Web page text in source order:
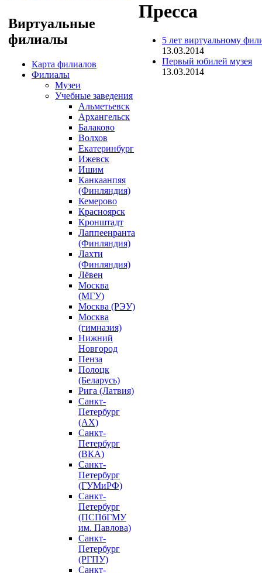
Виртуальные
филиалы
Карта филиалов
Филиалы
Музеи
Учебные заведения
Альметьевск
Архангельск
Балаково
Волхов
Екатеринбург
Ижевск
Ишим
Канкаанпяя
(Финляндия)
Кемерово
Красноярск
Кронштадт
Лаппеенранта
(Финляндия)
Лахти
(Финляндия)
Лёвен
Москва
(МГУ)
Москва (РЭУ)
Москва
(гимназия)
Нижний
Новгород
Пенза
Полоцк
(Беларусь)
Рига (Латвия)
Санкт-
Петербург
(АХ)
Санкт-
Петербург
(ВКА)
Санкт-
Петербург
(ГУМиРФ)
Санкт-
Петербург
(ПСПбГМУ
им. Павлова)
Санкт-
Петербург
(РГПУ)
Санкт-
Пресса
5 лет виртуальному
13.03.2014
Первый юбилей музея
13.03.2014